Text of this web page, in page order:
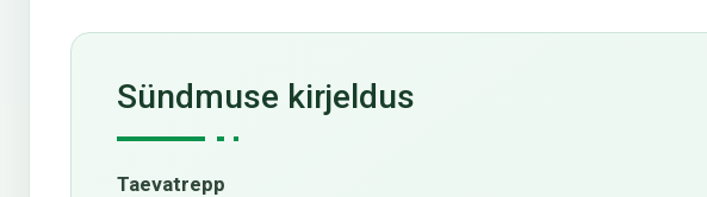
Sündmuse kirjeldus
Taevatrepp